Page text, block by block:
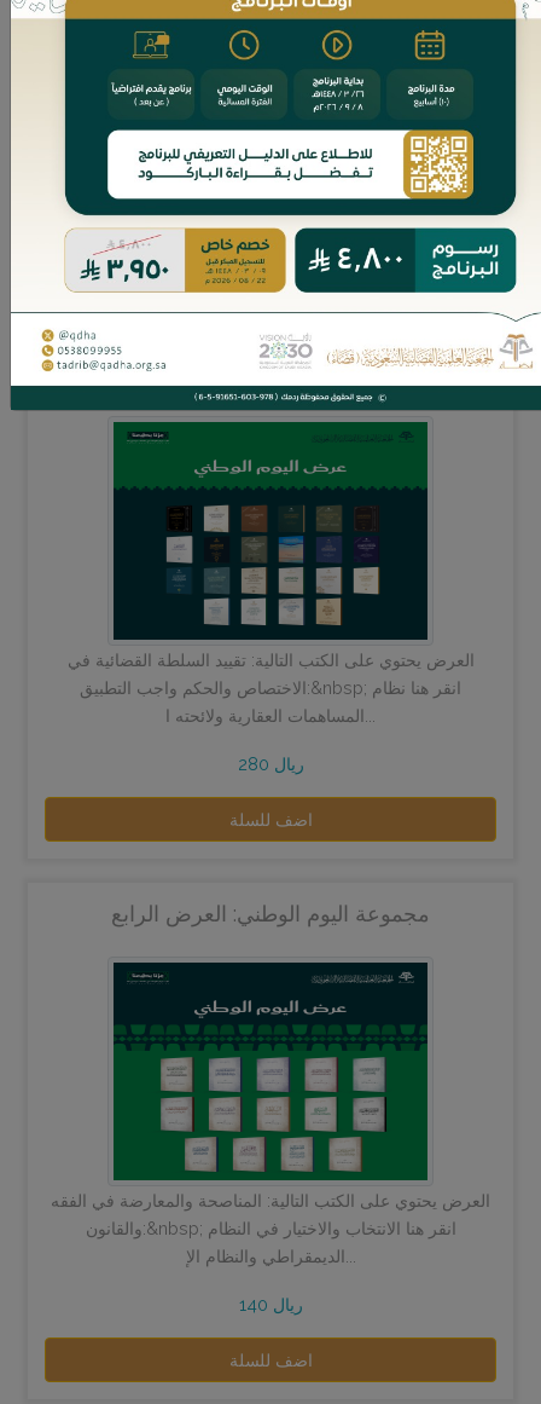
العرض يحتوي على الكتب التالية: تاريخ القضاء الإداري السعودي -
جهود ملوك المملكة العربية السعودية في تطوير مرفق القضاء
الإداري وتراجم رجال ال...
295 ريال
غير متوفر
مجموعة اليوم الوطني: العرض الثاني
العرض يحتوي على الكتب التالية: تقييد السلطة القضائية في
الاختصاص والحكم واجب التطبيق:&nbsp; انقر هنا نظام
280 ريال
اضف للسلة
مجموعة اليوم الوطني: العرض الرابع
العرض يحتوي على الكتب التالية: المناصحة والمعارضة في الفقه
والقانون:&nbsp; انقر هنا الانتخاب والاختيار في النظام
140 ريال
اضف للسلة